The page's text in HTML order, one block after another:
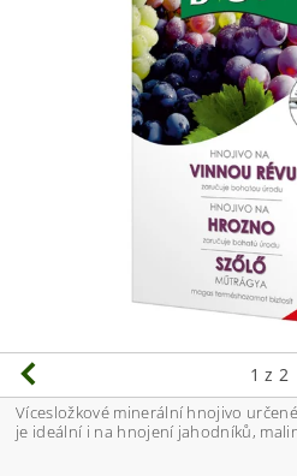
1 z 2
Vícesložkové minerální hnojivo
je ideální i na hnojení jahodníků,